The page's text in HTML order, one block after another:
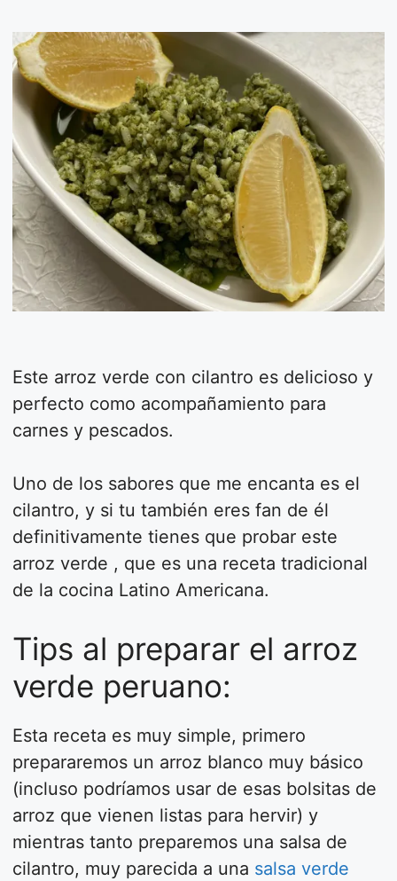
Este arroz verde con cilantro es delicioso y
perfecto como acompañamiento para
carnes y pescados.
Uno de los sabores que me encanta es el
cilantro, y si tu también eres fan de él
definitivamente tienes que probar este
arroz verde , que es una receta tradicional
de la cocina Latino Americana.
Tips al preparar el arroz
verde peruano:
Esta receta es muy simple, primero
prepararemos un arroz blanco muy básico
(incluso podríamos usar de esas bolsitas de
arroz que vienen listas para hervir) y
mientras tanto preparemos una salsa de
cilantro, muy parecida a una salsa verde